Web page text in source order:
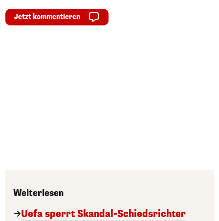
Jetzt kommentieren
Weiterlesen
Uefa sperrt Skandal-Schiedsrichter